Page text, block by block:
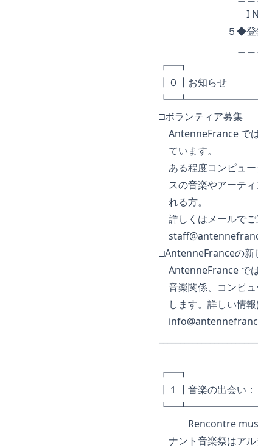
I N F O R
５◆登録・解除
┏━┓
┃０┃お知らせ
□ボランティア募集
AntenneFrance で
ています。
ある程度コンピュ
スの音楽やアーティ
れる方。
詳しくはメールでご
□AntenneFranceの新
AntenneFrance で
音楽関係、コンピュ
します。詳しい情報
┏━┓ r
┃１┃音楽の出会い：
Rencontre
ナント音楽祭はアル